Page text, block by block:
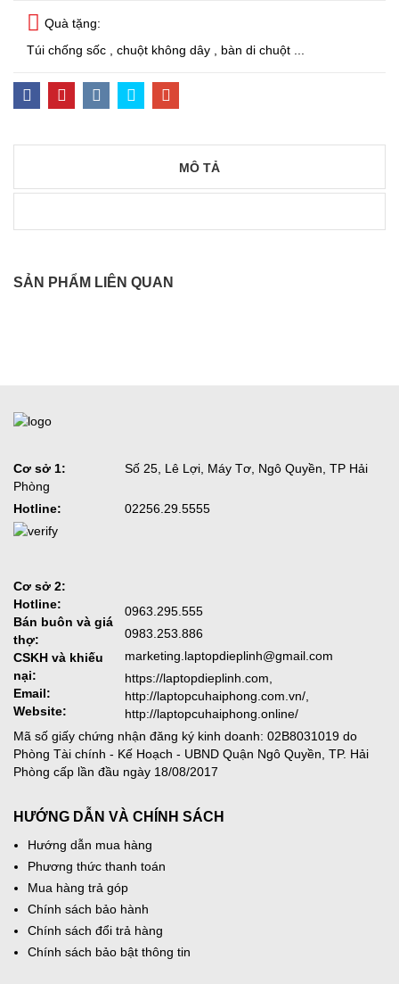
Quà tặng:
Túi chống sốc , chuột không dây , bàn di chuột ...
MÔ TẢ
SẢN PHẨM LIÊN QUAN
Cơ sở 1:
Số 25, Lê Lợi, Máy Tơ, Ngô Quyền, TP Hải
Phòng
Hotline:
02256.29.5555
Cơ sở 2:
Hotline:
Bán buôn và giá
thợ:
0963.295.555
CSKH và khiếu
nại:
0983.253.886
Email:
marketing.laptopdieplinh@gmail.com
Website:
https://laptopdieplinh.com,
http://laptopcuhaiphong.com.vn/,
http://laptopcuhaiphong.online/
Mã số giấy chứng nhận đăng ký kinh doanh: 02B8031019 do
Phòng Tài chính - Kế Hoạch - UBND Quận Ngô Quyền, TP. Hải
Phòng cấp lần đầu ngày 18/08/2017
HƯỚNG DẪN VÀ CHÍNH SÁCH
Hướng dẫn mua hàng
Phương thức thanh toán
Mua hàng trả góp
Chính sách bảo hành
Chính sách đổi trả hàng
Chính sách bảo bật thông tin